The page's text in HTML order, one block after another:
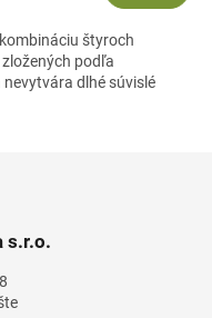
štyroch
podľa
dlhé súvislé
s.r.o.